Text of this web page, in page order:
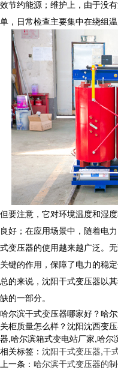
效节约能源；维护上，由于没
单，日常检查主要集中在绕组
但要注意，它对环境温度和湿
良好；在应用场景中，随着电
式变压器的使用越来越广泛。
关键的作用，保障了电力的稳定
总的来说，沈阳干式变压器以
缺的一部分。
哈尔滨干式变压器哪家好？哈
关柜质量怎么样？沈阳沈西变
器,哈尔滨箱式变电站厂家,哈
相关标签： 沈阳干式变压器,干
上一条： 哈尔滨干式变压器的